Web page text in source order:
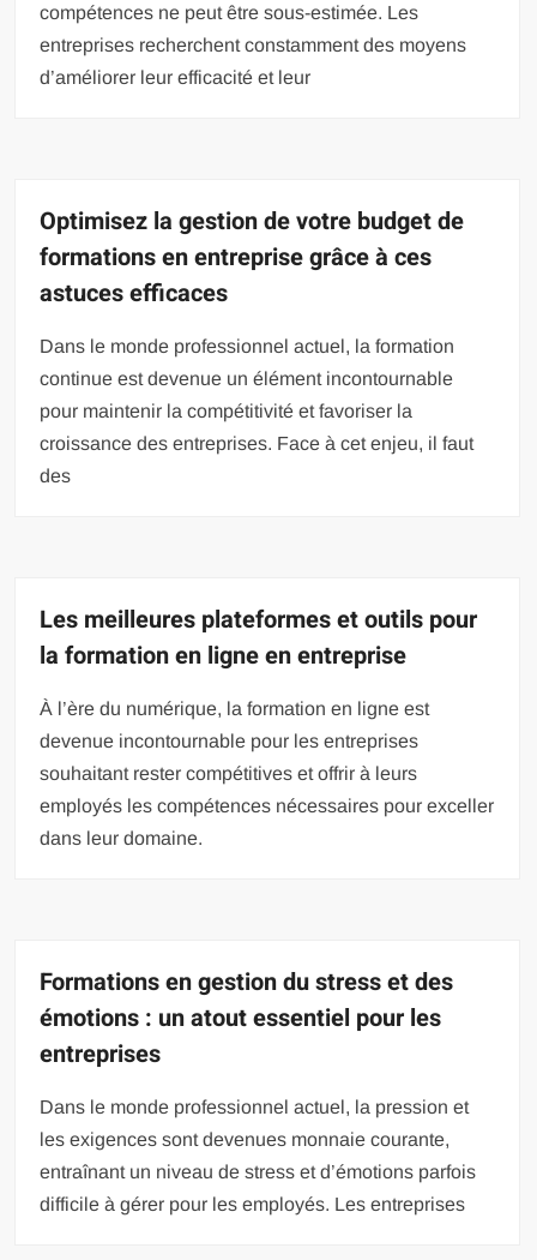
compétences ne peut être sous-estimée. Les
entreprises recherchent constamment des moyens
d’améliorer leur efficacité et leur
Optimisez la gestion de votre budget de
formations en entreprise grâce à ces
astuces efficaces
Dans le monde professionnel actuel, la formation
continue est devenue un élément incontournable
pour maintenir la compétitivité et favoriser la
croissance des entreprises. Face à cet enjeu, il faut
des
Les meilleures plateformes et outils pour
la formation en ligne en entreprise
À l’ère du numérique, la formation en ligne est
devenue incontournable pour les entreprises
souhaitant rester compétitives et offrir à leurs
employés les compétences nécessaires pour exceller
dans leur domaine.
Formations en gestion du stress et des
émotions : un atout essentiel pour les
entreprises
Dans le monde professionnel actuel, la pression et
les exigences sont devenues monnaie courante,
entraînant un niveau de stress et d’émotions parfois
difficile à gérer pour les employés. Les entreprises